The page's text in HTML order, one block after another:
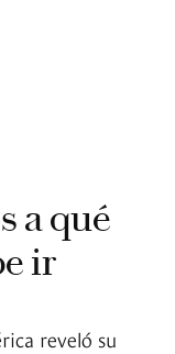
a qué
ir
reveló su